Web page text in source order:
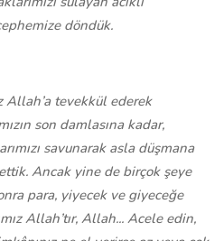
döndük.
tevekkül ederek
son damlasına kadar,
savunarak asla düşmana
Ancak yine de birçok şeye
para, yiyecek ve giyeceğe
Allah’tır, Allah... Acele edin,